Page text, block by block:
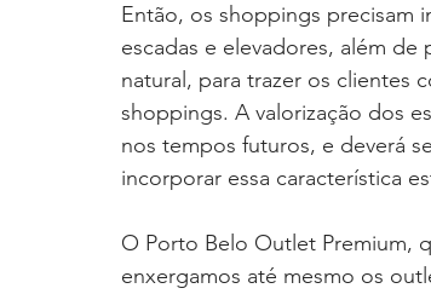
Então, os shoppings precisam
escadas e elevadores, além
natural, para trazer os clientes
shoppings. A valorização dos
nos tempos futuros, e deverá
incorporar essa característica
O Porto Belo Outlet Premium,
enxergamos até mesmo os